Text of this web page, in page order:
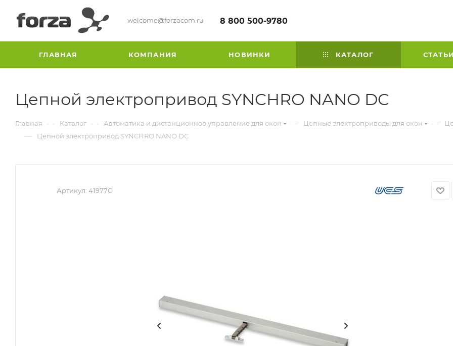
welcome@forzacom.ru 8 800 500-9780
ГЛАВНАЯ КОМПАНИЯ НОВИНКИ КАТАЛОГ
Цепной электропривод SYNCHRO NANO DC
Главная — Каталог — Автоматика и дистанционное управление для окон — Цепные электроприводы для окон —
— Цепной электропривод SYNCHRO NANO DC
Артикул: 41977G